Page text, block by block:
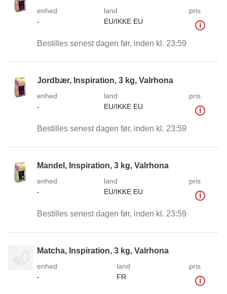
enhed
-
land
EU/IKKE EU
pris
i
Bestilles senest dagen før, inden kl. 23:59
Jordbær, Inspiration, 3 kg, Valrhona
enhed
-
land
EU/IKKE EU
pris
i
Bestilles senest dagen før, inden kl. 23:59
Mandel, Inspiration, 3 kg, Valrhona
enhed
-
land
EU/IKKE EU
pris
i
Bestilles senest dagen før, inden kl. 23:59
Matcha, Inspiration, 3 kg, Valrhona
enhed
-
land
FR
pris
i